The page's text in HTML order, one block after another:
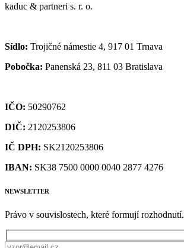
kaduc & partneri s. r. o.
Sídlo: Trojičné námestie 4, 917 01 Trnava
Pobočka: Panenská 23, 811 03 Bratislava
IČO: 50290762
DIČ: 2120253806
IČ DPH: SK2120253806
IBAN: SK38 7500 0000 0040 2877 4276
NEWSLETTER
Právo v souvislostech, které formují rozhodnutí.